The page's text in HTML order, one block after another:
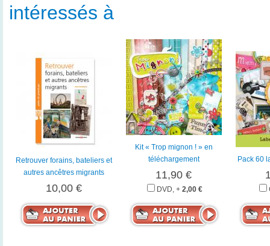
intéressés à
Retrouver forains, bateliers et
autres ancêtres migrants
10,00 €
Kit « Trop mignon ! » en
téléchargement
11,90 €
DVD, + 2,00 €
Pack 60